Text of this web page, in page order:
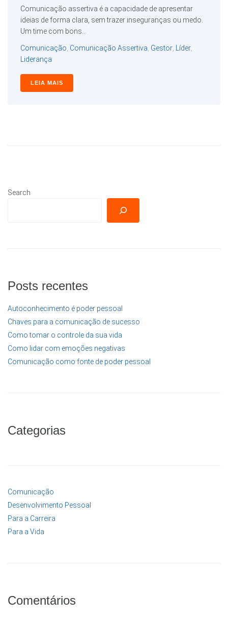
Comunicação assertiva é a capacidade de apresentar
ideias de forma clara, sem trazer inseguranças ou medo.
Um time com bons...
Comunicação Comunicação Assertiva Gestor Líder
Liderança
LEIA MAIS
Search
Posts recentes
Autoconhecimento é poder pessoal
Chaves para a comunicação de sucesso
Como tomar o controle da sua vida
Como lidar com emoções negativas
Comunicação como fonte de poder pessoal
Categorias
Comunicação
Desenvolvimento Pessoal
Para a Carreira
Para a Vida
Comentários